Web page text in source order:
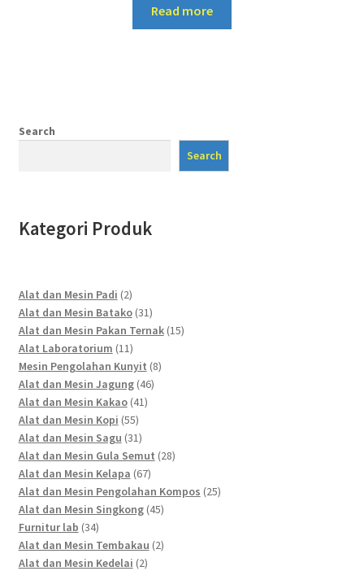
Read more
Search
Search
Kategori Produk
Alat dan Mesin Padi 22
products
Alat dan Mesin Batako 3131
products
Alat dan Mesin Pakan Ternak 1515
Alat Laboratorium 1111
products
Mesin Pengolahan Kunyit 88
Alat dan Mesin Jagung 4646
Alat dan Mesin Kakao 4141
Alat dan Mesin Kopi 5555
products
Alat dan Mesin Sagu 3131
products
Alat dan Mesin Gula Semut 2828
Alat dan Mesin Kelapa 6767
products
Alat dan Mesin Pengolahan Kompos 2525
Alat dan Mesin Singkong 4545
Furnitur lab 3434
products
Alat dan Mesin Tembakau 22
Alat dan Mesin Kedelai 22